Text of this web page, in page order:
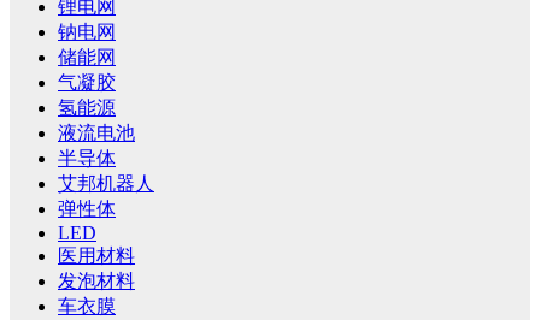
锂电网
钠电网
储能网
气凝胶
氢能源
液流电池
半导体
艾邦机器人
弹性体
LED
医用材料
发泡材料
车衣膜